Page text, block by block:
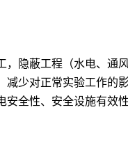
隐蔽工程（水电、通
少对正常实验工作的影
全性、安全设施有效